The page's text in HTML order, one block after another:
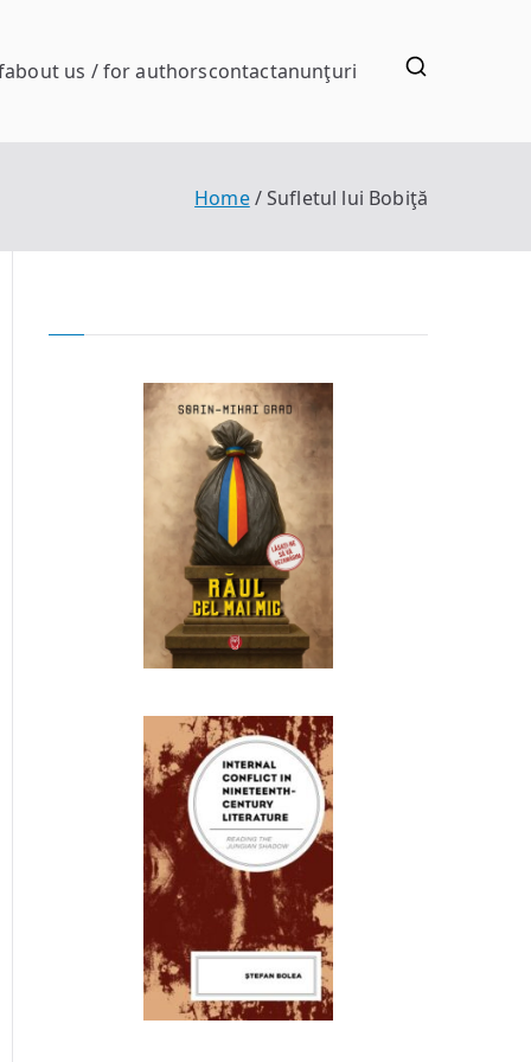
about us / for authorscontactanunţuri
Home Sufletul lui Bobiţă